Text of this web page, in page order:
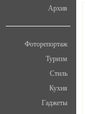
Архив
Фоторепортаж
Туризм
Стиль
Кухня
Гаджеты